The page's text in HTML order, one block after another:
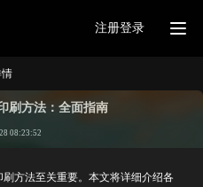
注册登录
刷方法：全面指南
08:23:52
方法至关重要。本文将详细介绍各